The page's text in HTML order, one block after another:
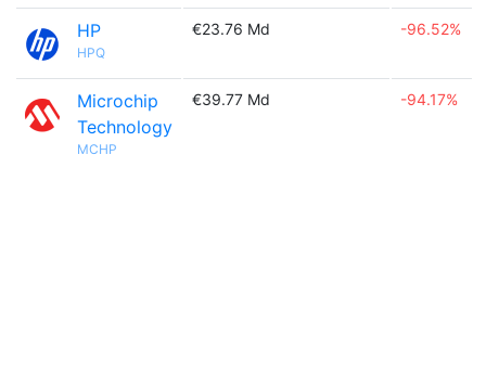
HP
HPQ
€23.76 Md -96.52%
Microchip
Technology
MCHP
€39.77 Md -94.17%